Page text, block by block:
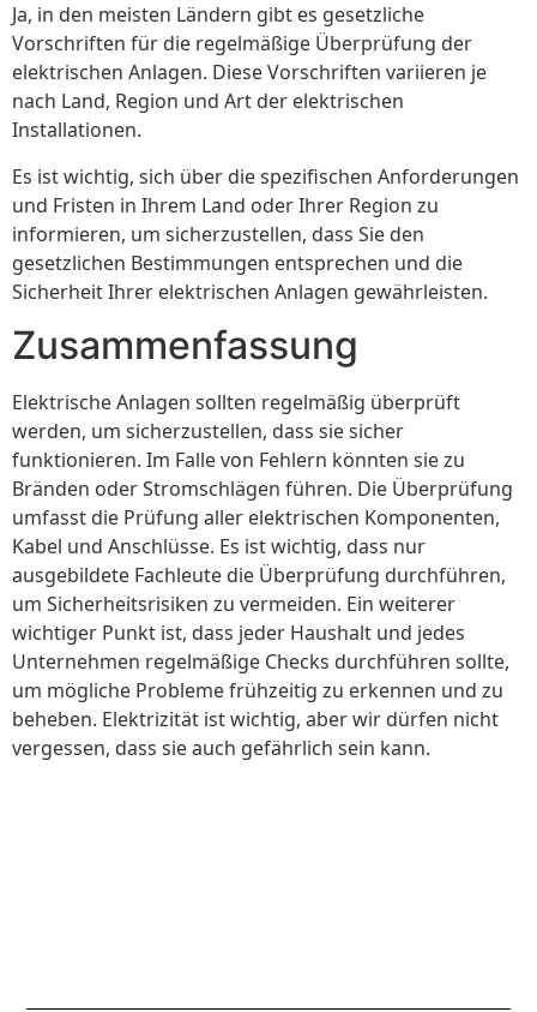
Ja, in den meisten Ländern gibt es gesetzliche
Vorschriften für die regelmäßige Überprüfung der
elektrischen Anlagen. Diese Vorschriften variieren je
nach Land, Region und Art der elektrischen
Installationen.
Es ist wichtig, sich über die spezifischen Anforderungen
und Fristen in Ihrem Land oder Ihrer Region zu
informieren, um sicherzustellen, dass Sie den
gesetzlichen Bestimmungen entsprechen und die
Sicherheit Ihrer elektrischen Anlagen gewährleisten.
Zusammenfassung
Elektrische Anlagen sollten regelmäßig überprüft
werden, um sicherzustellen, dass sie sicher
funktionieren. Im Falle von Fehlern könnten sie zu
Bränden oder Stromschlägen führen. Die Überprüfung
umfasst die Prüfung aller elektrischen Komponenten,
Kabel und Anschlüsse. Es ist wichtig, dass nur
ausgebildete Fachleute die Überprüfung durchführen,
um Sicherheitsrisiken zu vermeiden. Ein weiterer
wichtiger Punkt ist, dass jeder Haushalt und jedes
Unternehmen regelmäßige Checks durchführen sollte,
um mögliche Probleme frühzeitig zu erkennen und zu
beheben. Elektrizität ist wichtig, aber wir dürfen nicht
vergessen, dass sie auch gefährlich sein kann.